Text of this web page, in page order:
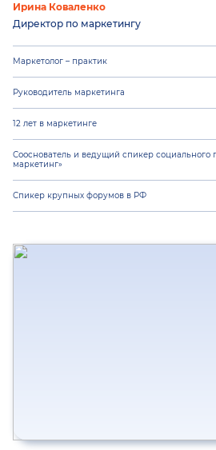
Ирина Коваленко
Директор по маркетингу
Маркетолог – практик
Руководитель маркетинга
12 лет в маркетинге
Сооснователь и ведущий спикер социального
маркетинг»
Спикер крупных форумов в РФ